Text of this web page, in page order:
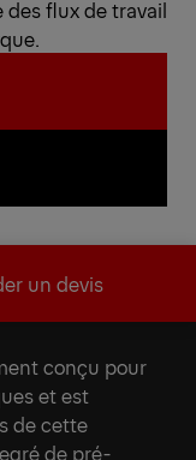
flux de travail
un devis
un devis
pour
conçu pour
et est
de cette
de pré-